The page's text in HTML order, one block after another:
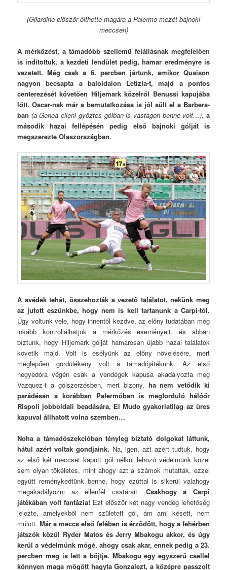
(Gilardino először ölthette magára a Palermo mezét bajnoki
meccsen)
A mérkőzést, a támadóbb szellemű felállásnak megfelelően
is indítottuk, a kezdeti lendület pedig, hamar eredményre is
vezetett. Még csak a 6. percben jártunk, amikor Quaison
nagyon becsapta a baloldalon Letizia-t, majd a pontos
centerezését követően Hiljemark közelről Benussi kapujába
lőtt. Oscar-nak már a bemutatkozása is jól sült el a Barbera-
ban (a Genoa elleni győztes gólban is vastagon benne volt…), a
második hazai fellépésén pedig első bajnoki gólját is
megszerezte Olaszországban.
A svédek tehát, összehozták a vezető találatot, nekünk meg
az jutott eszünkbe, hogy nem is kell tartanunk a Carpi-tól.
Úgy voltunk vele, hogy innentől kezdve, az előny tudatában még
inkább kontrollálhatjuk a mérkőzés eseményeit, és abban
bíztunk, hogy Hiljemark gólját hamarosan újabb hazai találatok
követik majd. Volt is esélyünk az előny növelésére, mert
meglepően gördülékeny volt a támadójátékunk. Az első
negyedóra végén csak a vendégek kapusa akadályozta meg
Vazquez-t a gólszerzésben, mert bizony, ha nem vetődik ki
parádésan a korábban Palermóban is megforduló hálóőr
Rispoli jobboldali beadására, El Mudo gyakorlatilag az üres
kapuval állhatott volna szemben…
Noha a támadószekcióban tényleg biztató dolgokat láttunk,
hátul azért voltak gondjaink. Na, igen, azt azért tudtuk, hogy
az első két meccset kapott gól nélkül lehozó védelmünk közel
sem olyan tökéletes, mint ahogy azt a számok mutatták, ezzel
együtt reménykedtünk benne, hogy ezúttal is sikerül valahogy
megakadályozni az ellenfél csatárait. Csakhogy a Carpi
játékában volt fantázia! Ezt először két nagy vendég lehetőség
jelezte, amelyekből nem született gól, ám ami késett, nem
múlott.Már a meccs első felében is érződött, hogy a fehérben
játszók közül Ryder Matos és Jerry Mbakogu akkor, és úgy
kerül a védelmünk mögé, ahogy csak akar, ennek pedig a 23.
percben meg is lett a böjtje. Mbakogu egy egyszerű csellel
könnyen maga mögött hagyta Gonzalezt, a középre passzolt